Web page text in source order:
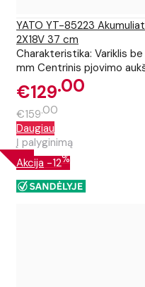
YATO YT-85223
2X18V 37 cm
Charakteristika: Variklis
mm Centrinis pjovimo
€129 00
€159 00
Daugiau
Į palyginimą
Akcija -12%